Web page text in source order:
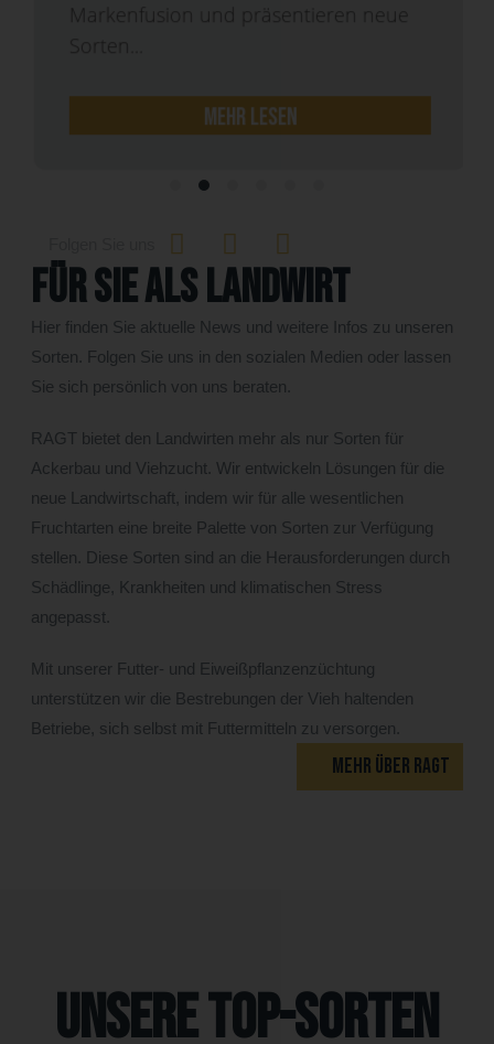
Markenfusion und präsentieren neue
Sorten...
mehr lesen
Für Sie als Landwirt
Hier finden Sie aktuelle News und weitere Infos zu unseren
Sorten. Folgen Sie uns in den sozialen Medien oder lassen
Sie sich persönlich von uns beraten.
RAGT bietet den Landwirten mehr als nur Sorten für
Ackerbau und Viehzucht. Wir entwickeln Lösungen für die
neue Landwirtschaft, indem wir für alle wesentlichen
Fruchtarten eine breite Palette von Sorten zur Verfügung
stellen. Diese Sorten sind an die Herausforderungen durch
Schädlinge, Krankheiten und klimatischen Stress
angepasst.
Mit unserer Futter- und Eiweißpflanzenzüchtung
unterstützen wir die Bestrebungen der Vieh haltenden
Betriebe, sich selbst mit Futtermitteln zu versorgen.
MEHR ÜBER RAGT
Unsere Top-Sorten